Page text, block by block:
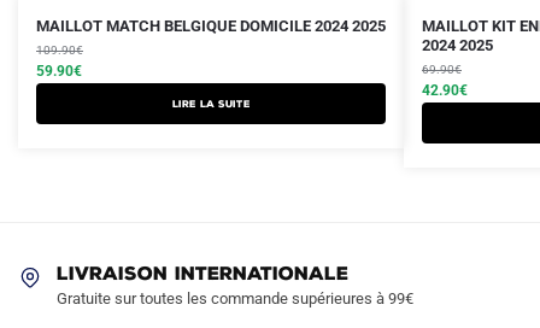
MAILLOT MATCH BELGIQUE DOMICILE 2024 2025
109.90€
Le
prix
initial
était :
59.90€
Le
prix
actuel
est :
Lire la suite
MAILLOT KIT
2024 2025
69.90€
Le
prix
initial
était :
42.90€
Le
prix
actuel
est :
Ce
produit
a
plusieurs
variations.
LIVRAISON INTERNATIONALE
Gratuite sur toutes les commande supérieures à 99€